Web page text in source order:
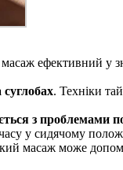
ефективний у
. Техніки
з проблемами
у сидячому
масаж може